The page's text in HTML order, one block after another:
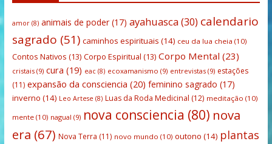
amor(8) animais de poder(17) ayahuasca(30) calendario
sagrado (51) caminhos espirituais (14) ceu da lua cheia (10)
Contos Nativos (13) Corpo Espiritual (13) Corpo Mental (23)
cristais(9) cura (19) eac(8) ecoxamanismo (9) entrevistas(9) estações
(11) expansão da consciencia (20) feminino sagrado (17)
inverno (14) Leo Artese (8) Luas da Roda Medicinal (12) meditação (10)
mente(10) nagual (9) nova consciencia (80) nova
era (67) Nova Terra (11) novo mundo (10) outono (14) plantas